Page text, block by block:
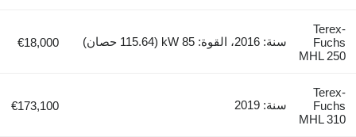
Terex-
Fuchs
MHL 250
سنة: 2016، القوة: 85 kW (115.64 حصان) €18,000
Terex-
Fuchs
MHL 310
سنة: 2019 €173,100